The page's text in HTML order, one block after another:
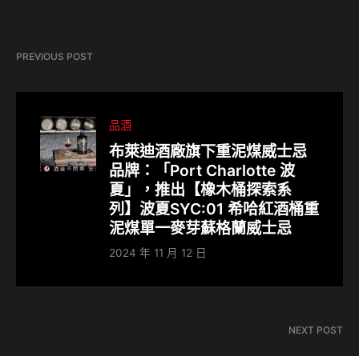
PREVIOUS POST
品酒
布萊迪酒廠旗下重泥煤威士忌
品牌：「Port Charlotte 波
夏」，推出【橡木桶探索系
列】波夏SYC:01 希哈紅酒桶重
泥煤單一麥芽蘇格蘭威士忌
2024 年 11 月 12 日
NEXT POST